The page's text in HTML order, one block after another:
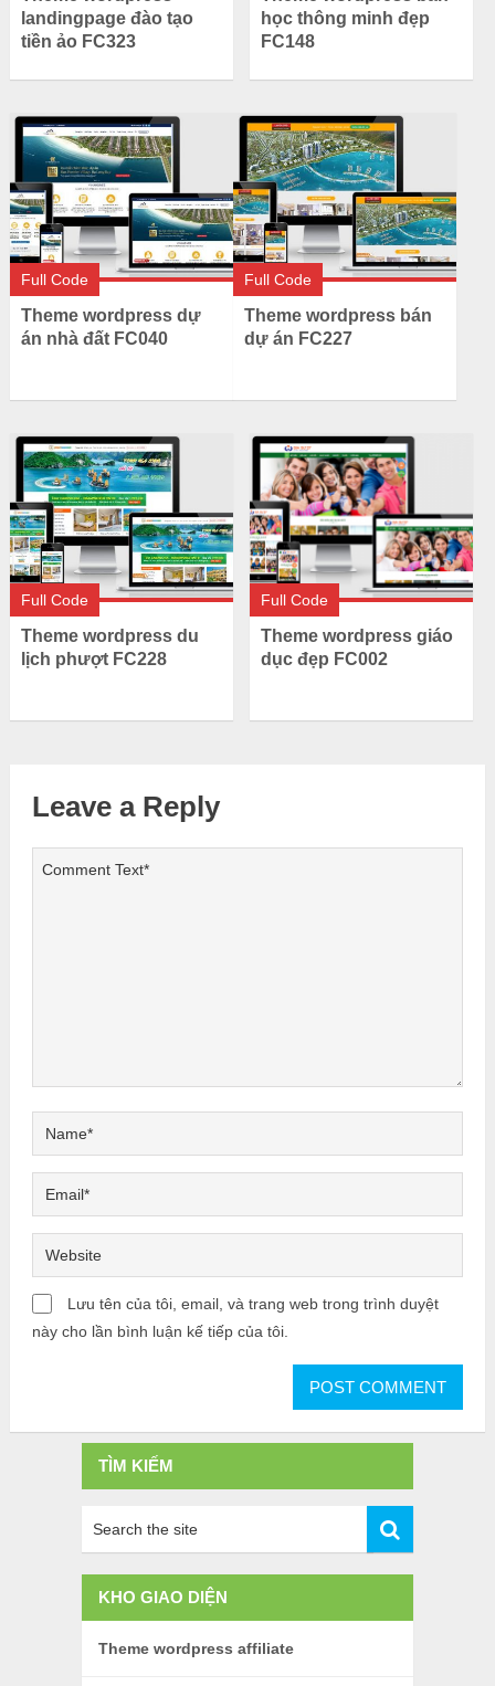
landingpage đào tạo
tiền ảo FC323
học thông minh đẹp
FC148
Full Code
Theme wordpress dự
án nhà đất FC040
Full Code
Theme wordpress bán
dự án FC227
Full Code
Theme wordpress du
lịch phượt FC228
Full Code
Theme wordpress giáo
dục đẹp FC002
Leave a Reply
Lưu tên của tôi, email, và trang web trong trình duyệt
này cho lần bình luận kế tiếp của tôi.
TÌM KIẾM
KHO GIAO DIỆN
Theme wordpress affiliate